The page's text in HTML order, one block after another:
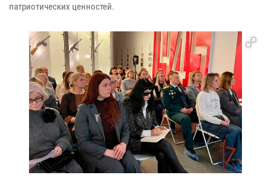
патриотических ценностей.